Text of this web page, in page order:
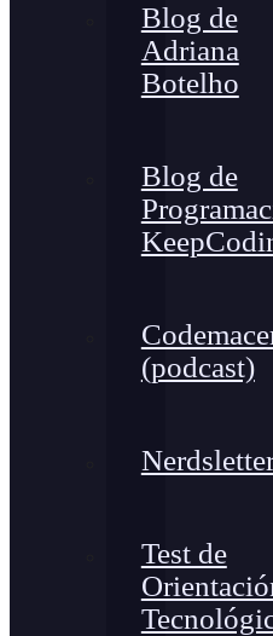
Blog de
Adriana
Botelho
Blog de
(podcast)
Test de